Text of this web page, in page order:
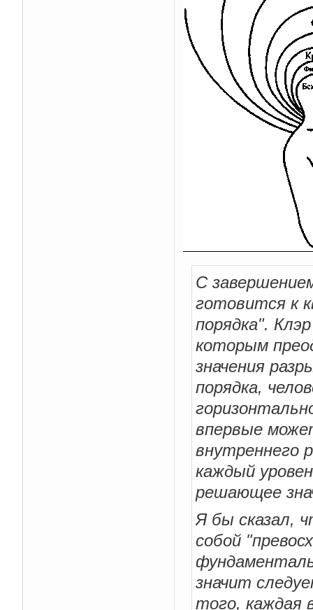
С
готовится к
порядка".
которым
значения
порядка,
впервые
внутреннего
каждый
решающее
Я бы сказал,
собой
значит
того, каждая